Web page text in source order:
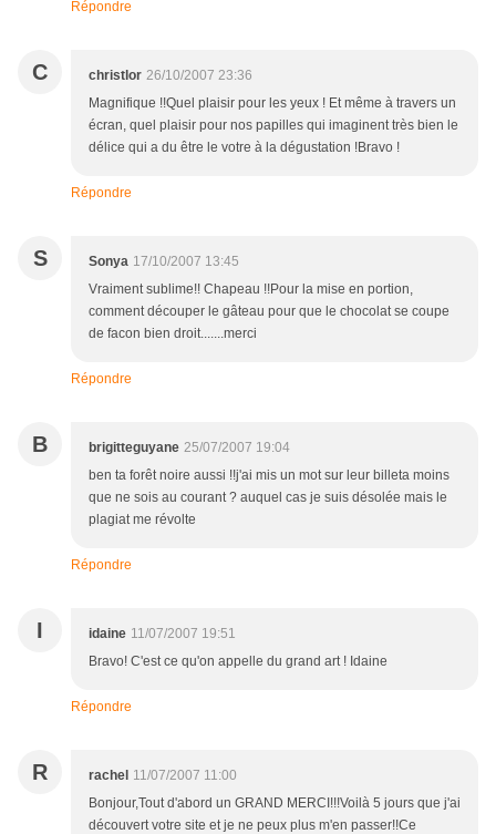
Répondre
C christlor 26/10/2007 23:36
Magnifique !!Quel plaisir pour les yeux ! Et même à travers un
écran, quel plaisir pour nos papilles qui imaginent très bien le
délice qui a du être le votre à la dégustation !Bravo !
Répondre
S Sonya 17/10/2007 13:45
Vraiment sublime!! Chapeau !!Pour la mise en portion,
comment découper le gâteau pour que le chocolat se coupe
de facon bien droit.......merci
Répondre
B brigitteguyane 25/07/2007 19:04
ben ta forêt noire aussi !!j'ai mis un mot sur leur billeta moins
que ne sois au courant ? auquel cas je suis désolée mais le
plagiat me révolte
Répondre
I idaine 11/07/2007 19:51
Bravo! C'est ce qu'on appelle du grand art ! Idaine
Répondre
R rachel 11/07/2007 11:00
Bonjour,Tout d'abord un GRAND MERCI!!!Voilà 5 jours que j'ai
découvert votre site et je ne peux plus m'en passer!!Ce